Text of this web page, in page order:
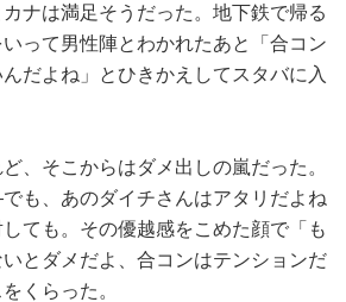
ナは満足そうだった。地下鉄で帰る
って男性陣とわかれたあと「合コン
だよね」とひきかえしてスタバに入
、そこからはダメ出しの嵐だった。
も、あのダイチさんはアタリだよね
ても。その優越感をこめた顔で「も
とダメだよ、合コンはテンションだ
くらった。